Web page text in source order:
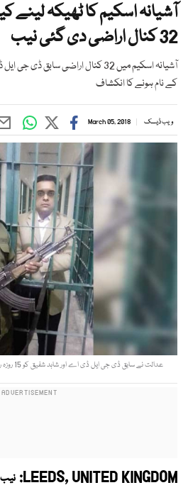
آشیانہ اسکیم کا ٹھیکہ لینے
32 کنال اراضی دی گئی نیب
آشیانہ اسکیم میں 32 کنال اراضی
کے نام ہونے کا انکشاف
ویب ڈیسک March 05, 2018
عدالت نے سابق ڈی جی ایل ڈی اے اور شاہد شفیق کو 15 روزہ ریمانڈ پر نیب کے حوالے کردیا ۔ فوٹو: فائل
LEEDS, UNITED KINGDOM: